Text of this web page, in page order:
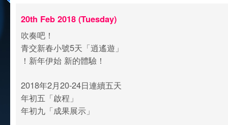
20th Feb 2018 (Tuesday)
吹奏吧！
青交新春小號5天「逍遙遊」
！新年伊始 新的體驗！
2018年2月20-24日連續五天
年初五「啟程」
年初九「成果展示」